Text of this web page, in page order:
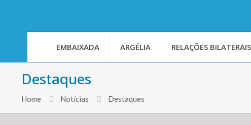
EMBAIXADA ARGÉLIA RELAÇÕES BILATERAIS
Destaques
Home Notícias Destaques